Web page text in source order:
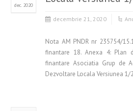
dec. 2020
decembrie 21, 2020
Nota AM PNDR nr 235754/
finantare 18. Anexa 4: Plan
finantare Asociatia Grup de
Dezvoltare Locala Versiunea 1/